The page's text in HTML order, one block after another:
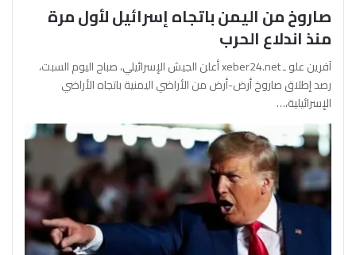
صاروخ من اليمن باتجاه إسرائيل لأول مرة
منذ اندلاع الحرب
آفرين علو ـ xeber24.net أعلن الجيش الإسرائيلي، صباح اليوم السبت،
رصد إطلاق صاروخ أرض-أرض من الأراضي اليمنية باتجاه الأراضي
الإسرائيلية،…